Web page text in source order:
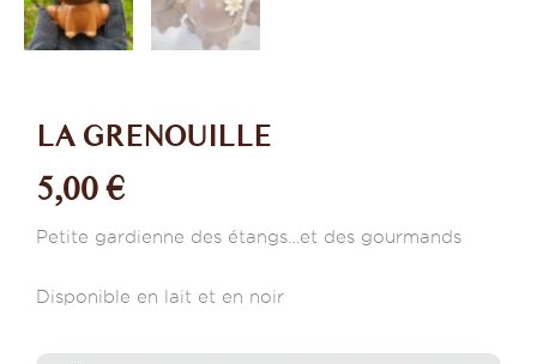
LA GRENOUILLE
5,00€
Petite gardienne des étangs…et des gourmands
Disponible en lait et en noir
quantité